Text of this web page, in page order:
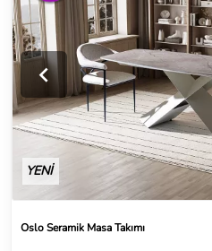
YENİ
Oslo Seramik Masa Takımı